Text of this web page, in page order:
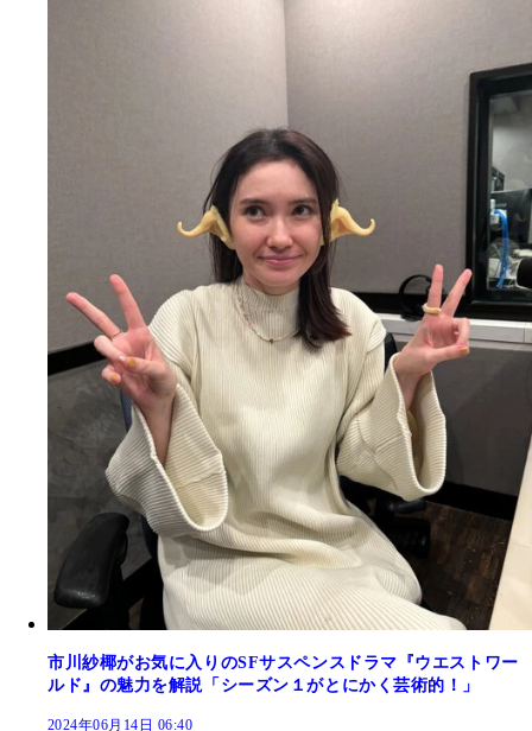
市川紗椰がお気に入りのSFサスペンスドラマ『ウエストワー
ルド』の魅力を解説「シーズン１がとにかく芸術的！」
2024年06月14日 06:40